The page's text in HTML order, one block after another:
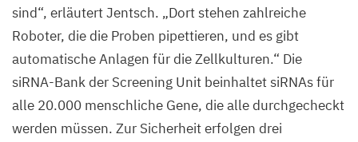
sind“, erläutert Jentsch. „Dort stehen zahlreiche
Roboter, die die Proben pipettieren, und es gibt
automatische Anlagen für die Zellkulturen.“ Die
siRNA-Bank der Screening Unit beinhaltet siRNAs für
alle 20.000 menschliche Gene, die alle durchgecheckt
werden müssen. Zur Sicherheit erfolgen drei